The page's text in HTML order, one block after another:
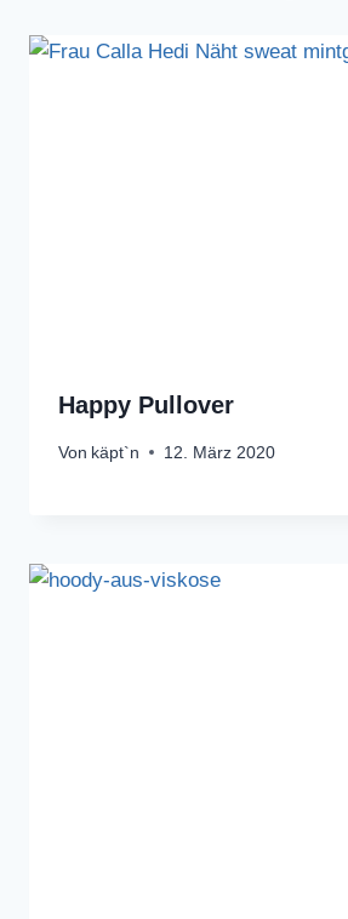
Happy Pullover
Von käpt`n 12. März 2020